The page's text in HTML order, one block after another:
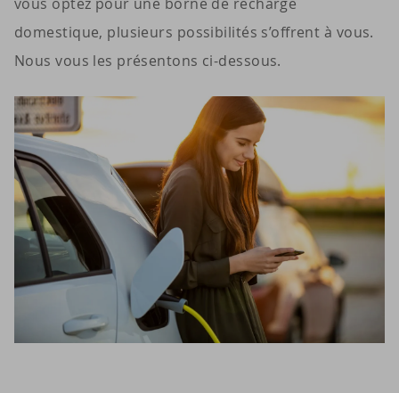
domestique, plusieurs possibilités s’offrent à vous.
Nous vous les présentons ci-dessous.